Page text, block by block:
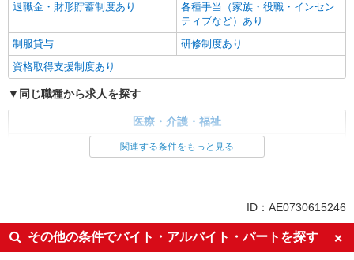
退職金・財形貯蓄制度あり
各種手当（家族・役職・インセン
ティブなど）あり
制服貸与
研修制度あり
資格取得支援制度あり
同じ職種から求人を探す
医療・介護・福祉
ボーナス・賞与あり
車通勤OK
交通費支給
社会保険あり
関連する条件をもっと見る
ID：AE0730615246
その他の条件でバイト・アルバイト・パートを探す